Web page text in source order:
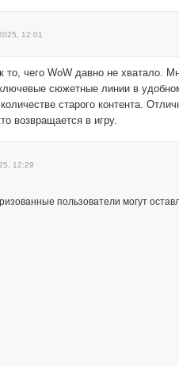
12:01
то, чего WoW давно не хватало.
сюжетные линии в
старого контента.
возвращается в игру.
12:29
пользователи могут